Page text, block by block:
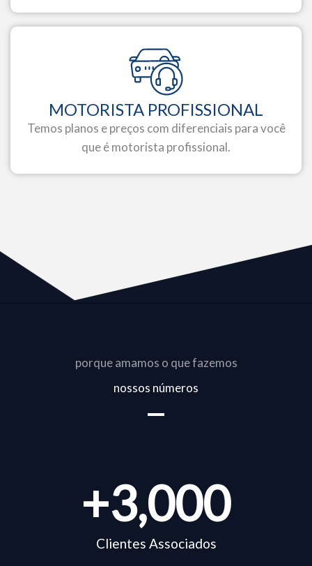
MOTORISTA PROFISSIONAL
Temos planos e preços com diferenciais para você
que é motorista profissional.
porque amamos o que fazemos
nossos números
Clientes Associados
+3,000